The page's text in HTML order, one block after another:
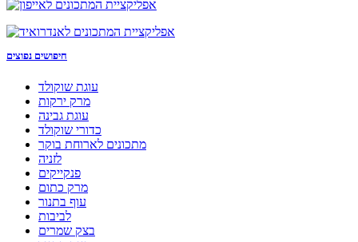
חיפושים נפוצים
עוגת שוקולד
מרק ירקות
עוגת גבינה
כדורי שוקולד
מתכונים לארוחת בוקר
לזניה
פנקייקים
מרק כתום
עוף בתנור
לביבות
בצק שמרים